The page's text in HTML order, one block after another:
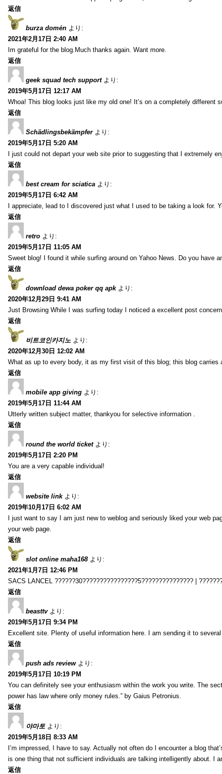
返信
burza domén より:
2021年2月17日 2:40 AM
Im grateful for the blog.Much thanks again. Want more.
返信
geek squad tech support より:
2019年5月17日 12:17 AM
Whoa! This blog looks just like my old one! It’s on a completely
返信
Schädlingsbekämpfer より:
2019年5月17日 5:20 AM
I just could not depart your web site prior to suggesting that I extremely
返信
best cream for sciatica より:
2019年5月17日 6:42 AM
I appreciate, lead to I discovered just what I used to be taking a look for.
返信
retro より:
2019年5月17日 11:05 AM
Sweet blog! I found it while surfing around on Yahoo News. Do you have
返信
download dewa poker qq apk より:
2020年12月29日 9:41 AM
Just Browsing While I was surfing today I noticed a excellent post
返信
비트코인카지노 より:
2020年12月30日 12:02 AM
What as up to every body, it as my first visit of this blog; this blog carries
返信
mobile app giving より:
2019年5月17日 11:44 AM
Utterly written subject matter, thankyou for selective information .
返信
round the world ticket より:
2019年5月17日 2:20 PM
You are a very capable individual!
返信
website link より:
2019年10月17日 6:02 AM
I just want to say I am just new to weblog and seriously liked your web
your web page.
返信
slot online maha168 より:
2021年1月7日 12:46 PM
SACS LANCEL ??????30????????????????5??????????????? |
返信
beasttv より:
2019年5月17日 9:34 PM
Excellent site. Plenty of useful information here. I am sending it to
返信
push ads review より:
2019年5月17日 10:19 PM
You can definitely see your enthusiasm within the work you write. The
power has law where only money rules.” by Gaius Petronius.
返信
야마토 より:
2019年5月18日 8:33 AM
I’m impressed, I have to say. Actually not often do I encounter a blog
is one thing that not sufficient individuals are talking intelligently about. I
返信